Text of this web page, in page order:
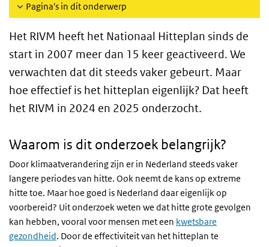
Pagina's in dit onderwerp
Het RIVM heeft het Nationaal Hitteplan sinds de
start in 2007 meer dan 15 keer geactiveerd. We
verwachten dat dit steeds vaker gebeurt. Maar
hoe effectief is het hitteplan eigenlijk? Dat heeft
het RIVM in 2024 en 2025 onderzocht.
Waarom is dit onderzoek belangrijk?
Door klimaatverandering zijn er in Nederland steeds vaker
langere periodes van hitte. Ook neemt de kans op extreme
hitte toe. Maar hoe goed is Nederland daar eigenlijk op
voorbereid? Uit onderzoek weten we dat hitte grote gevolgen
kan hebben, vooral voor mensen met een kwetsbare
gezondheid. Door de effectiviteit van het hitteplan te